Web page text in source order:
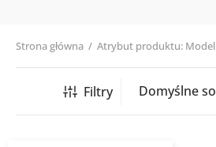
Strona główna / Atrybut produktu: Model
Filtry